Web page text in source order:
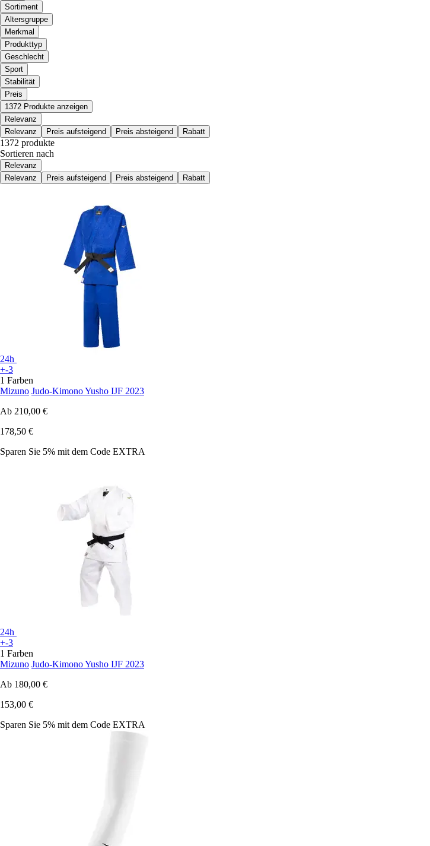
Sortiment
Altersgruppe
Merkmal
Produkttyp
Geschlecht
Sport
Stabilität
Preis
1372 Produkte anzeigen
Relevanz
Relevanz
Preis aufsteigend Preis absteigend Rabatt
1372 produkte
Sortieren nach
Relevanz
Relevanz
Preis aufsteigend Preis absteigend Rabatt
24h
+-3
1 Farben
Mizuno Judo-Kimono Yusho IJF 2023
Ab 210,00 €
178,50 €
Sparen Sie 5% mit dem Code EXTRA
24h
+-3
1 Farben
Mizuno Judo-Kimono Yusho IJF 2023
Ab 180,00 €
153,00 €
Sparen Sie 5% mit dem Code EXTRA